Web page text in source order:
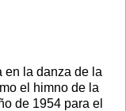
en la danza de la
el himno de la
de 1954 para el